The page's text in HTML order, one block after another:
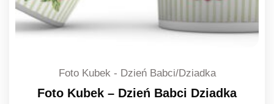
Foto Kubek - Dzień Babci/Dziadka
Foto Kubek – Dzień Babci Dziadka